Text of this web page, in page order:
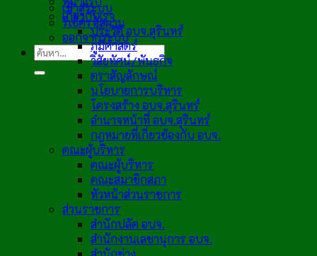
เข้าสู่ระบบ
รีเซ็ตรหัสผ่าน
ออกจากระบบ
เกี่ยวกับเรา
ประวัติ อบจ.สุรินทร์
ภูมิศาสตร์
วิสัยทัศน์/พันธกิจ
ตราสัญลักษณ์
นโยบายการบริหาร
โครงสร้าง อบจ.สุรินทร์
อำนาจหน้าที่ อบจ.สุรินทร์
กฎหมายที่เกี่ยวข้องกับ อบจ.
คณะผู้บริหาร
คณะผู้บริหาร
คณะสมาชิกสภา
หัวหน้าส่วนราชการ
ส่วนราชการ
สำนักปลัด อบจ.
สำนักงานเลขานุการ อบจ.